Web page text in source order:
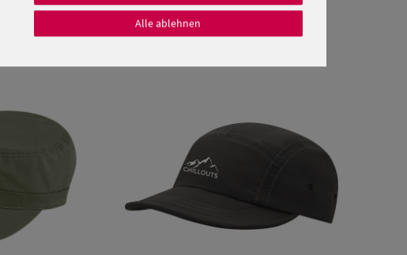
Alle ablehnen